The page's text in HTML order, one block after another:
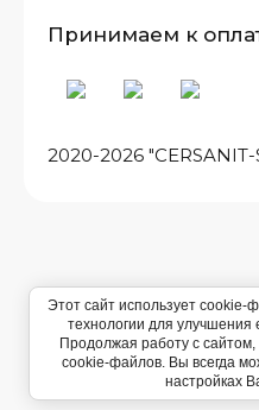
2020-2026 "CERSANIT-
Принимаем к
Компания Мегагрупп:
Этот сайт использует cookie-
технологии для улучшения
Продолжая работу с
cookie-файлов. Вы всегда
настройках